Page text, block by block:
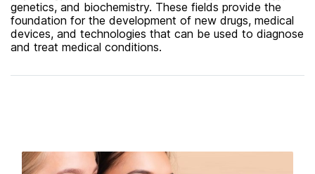
genetics, and biochemistry. These fields provide the
foundation for the development of new drugs, medical
devices, and technologies that can be used to diagnose
and treat medical conditions.